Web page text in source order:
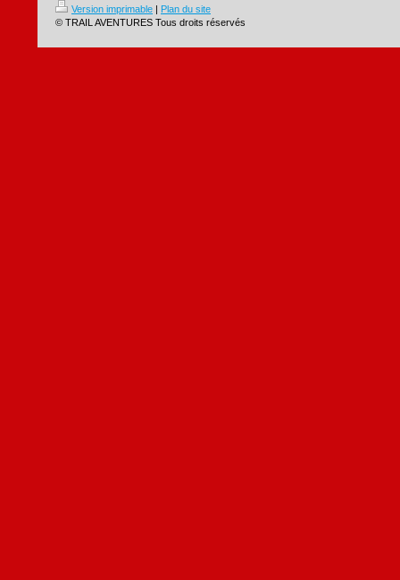
Version imprimable | Plan du site
© TRAIL AVENTURES Tous droits réservés